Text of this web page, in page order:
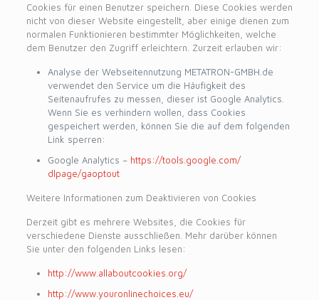
Cookies für einen Benutzer speichern. Diese Cookies werden
nicht von dieser Website eingestellt, aber einige dienen zum
normalen Funktionieren bestimmter Möglichkeiten, welche
dem Benutzer den Zugriff erleichtern. Zurzeit erlauben wir:
Analyse der Webseitennutzung METATRON-GMBH.de
verwendet den Service um die Häufigkeit des
Seitenaufrufes zu messen, dieser ist Google Analytics.
Wenn Sie es verhindern wollen, dass Cookies
gespeichert werden, können Sie die auf dem folgenden
Link sperren:
Google Analytics – https://tools.google.com/
dlpage/gaoptout
Weitere Informationen zum Deaktivieren von Cookies
Derzeit gibt es mehrere Websites, die Cookies für
verschiedene Dienste ausschließen. Mehr darüber können
Sie unter den folgenden Links lesen:
http://www.allaboutcookies.org/
http://www.youronlinechoices.eu/